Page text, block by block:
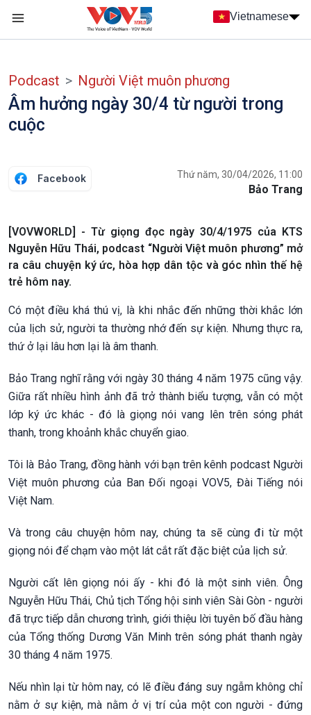
Nhảy đến nội dung
Vietnamese
Podcast Người Việt muôn phương
Âm hưởng ngày 30/4 từ người trong
cuộc
Facebook Thứ năm, 30/04/2026, 11:00
Bảo Trang
[VOVWORLD] - Từ giọng đọc ngày 30/4/1975 của KTS
Nguyễn Hữu Thái, podcast “Người Việt muôn phương” mở
ra câu chuyện ký ức, hòa hợp dân tộc và góc nhìn thế hệ
trẻ hôm nay.
Có một điều khá thú vị, là khi nhắc đến những thời khắc lớn
của lịch sử, người ta thường nhớ đến sự kiện. Nhưng thực ra,
thứ ở lại lâu hơn lại là âm thanh.
Bảo Trang nghĩ rằng với ngày 30 tháng 4 năm 1975 cũng vậy.
Giữa rất nhiều hình ảnh đã trở thành biểu tượng, vẫn có một
lớp ký ức khác - đó là giọng nói vang lên trên sóng phát
thanh, trong khoảnh khắc chuyển giao.
Tôi là Bảo Trang, đồng hành với bạn trên kênh podcast Người
Việt muôn phương của Ban Đối ngoại VOV5, Đài Tiếng nói
Việt Nam.
Và trong câu chuyện hôm nay, chúng ta sẽ cùng đi từ một
giọng nói để chạm vào một lát cắt rất đặc biệt của lịch sử.
Người cất lên giọng nói ấy - khi đó là một sinh viên. Ông
Nguyễn Hữu Thái, Chủ tịch Tổng hội sinh viên Sài Gòn - người
đã trực tiếp dẫn chương trình, giới thiệu lời tuyên bố đầu hàng
của Tổng thống Dương Văn Minh trên sóng phát thanh ngày
30 tháng 4 năm 1975.
Nếu nhìn lại từ hôm nay, có lẽ điều đáng suy ngẫm không chỉ
nằm ở sự kiện, mà nằm ở vị trí của một con người - đứng